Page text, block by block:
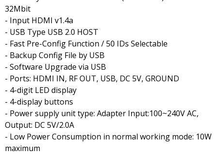
32Mbit
- Input HDMI v1.4a
- USB Type USB 2.0 HOST
- Fast Pre-Config Function / 50 IDs Selectable
- Backup Config File by USB
- Software Upgrade via USB
- Ports: HDMI IN, RF OUT, USB, DC 5V, GROUND
- 4-digit LED display
- 4-display buttons
- Power supply unit type: Adapter Input:100~240V AC,
Output: DC 5V/2.0A
- Low Power Consumption in normal working mode: 10W
maximum